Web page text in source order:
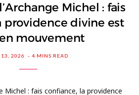
Michel : fais
providence divine est
mouvement
2026 4 MINS READ
Michel : fais confiance, la providence